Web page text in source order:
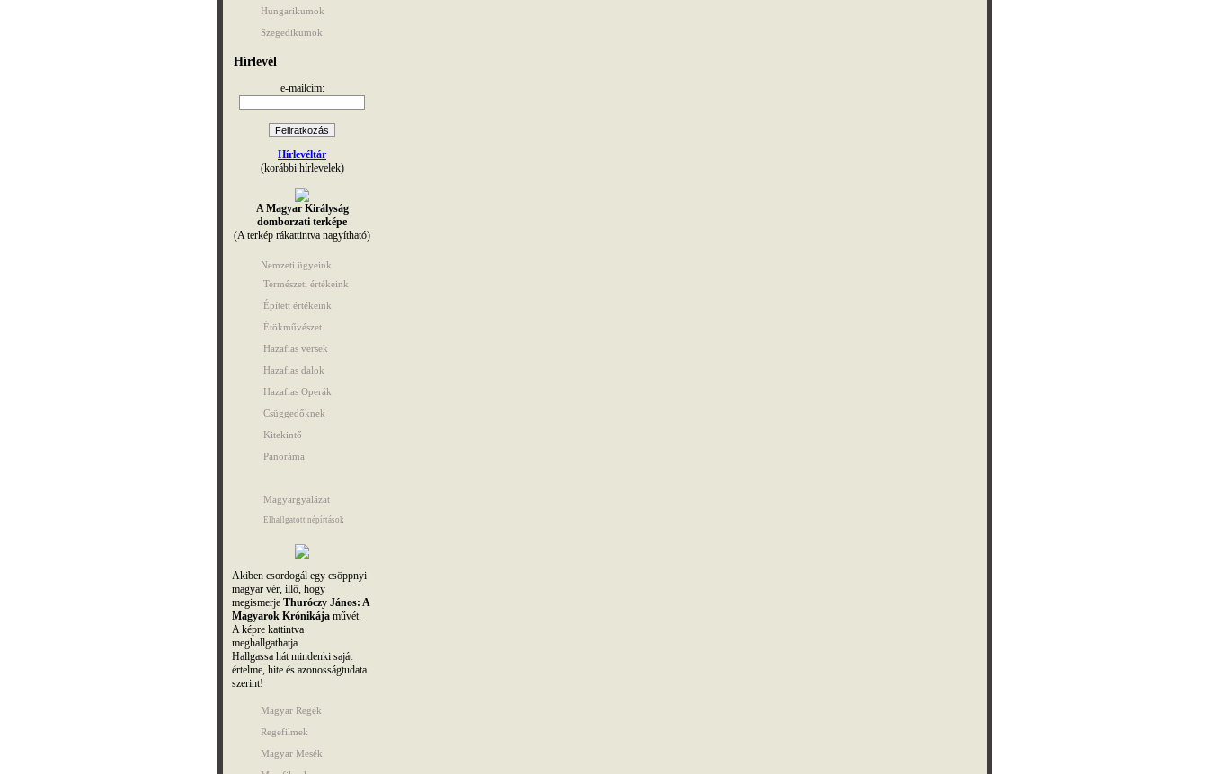
Hungarikumok
Szegedikumok
Hírlevél
e-mailcím:
Hírlevéltár
(korábbi hírlevelek)
A Magyar Királyság
domborzati terképe
(A terkép rákattintva nagyítható)
Nemzeti ügyeink
Természeti értékeink
Épített értékeink
Étökművészet
Hazafias versek
Hazafias dalok
Hazafias Operák
Csüggedőknek
Kitekintő
Panoráma
Magyargyalázat
Elhallgatott népírtások
Akiben csordogál egy csöppnyi
magyar vér, illő, hogy
megismerje Thuróczy János: A
Magyarok Krónikájaművét.
A képre kattintva
meghallgathatja.
Hallgassa hát mindenki saját
értelme, hite és azonosságtudata
szerint!
Magyar Regék
Regefilmek
Magyar Mesék